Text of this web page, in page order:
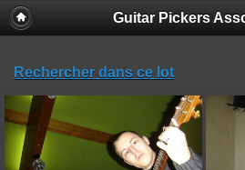
Guitar Pickers
Rechercher dans ce lot